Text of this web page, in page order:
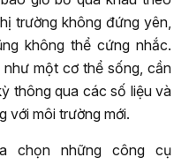
trường không đứng yên,
không thể cứng nhắc.
một cơ thể sống, cần
thông qua các số liệu và
với môi trường mới.
chọn những công cụ